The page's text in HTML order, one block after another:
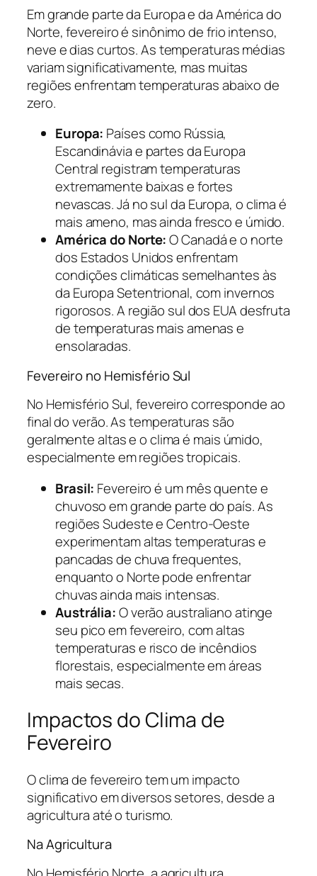
Em grande parte da Europa e da América do
Norte, fevereiro é sinônimo de frio intenso,
neve e dias curtos. As temperaturas médias
variam significativamente, mas muitas
regiões enfrentam temperaturas abaixo de
zero.
Europa: Países como Rússia,
Escandinávia e partes da Europa
Central registram temperaturas
extremamente baixas e fortes
nevascas. Já no sul da Europa, o clima é
mais ameno, mas ainda fresco e úmido.
América do Norte:O Canadá e o norte
dos Estados Unidos enfrentam
condições climáticas semelhantes às
da Europa Setentrional, com invernos
rigorosos. A região sul dos EUA desfruta
de temperaturas mais amenas e
ensolaradas.
Fevereiro no Hemisfério Sul
No Hemisfério Sul, fevereiro corresponde ao
final do verão. As temperaturas são
geralmente altas e o clima é mais úmido,
especialmente em regiões tropicais.
Brasil: Fevereiro é um mês quente e
chuvoso em grande parte do país. As
regiões Sudeste e Centro-Oeste
experimentam altas temperaturas e
pancadas de chuva frequentes,
enquanto o Norte pode enfrentar
chuvas ainda mais intensas.
Austrália:O verão australiano atinge
seu pico em fevereiro, com altas
temperaturas e risco de incêndios
florestais, especialmente em áreas
mais secas.
Impactos do Clima de
Fevereiro
O clima de fevereiro tem um impacto
significativo em diversos setores, desde a
agricultura até o turismo.
Na Agricultura